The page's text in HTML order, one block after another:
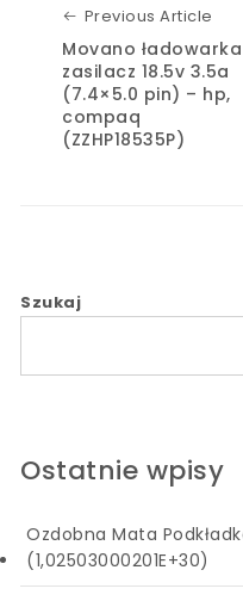
Previous Article
Movano
zasilacz 18.5v 3.5a
(7.4×5.0 pin) – hp,
compaq
(ZZHP18535P)
Szukaj
Ostatnie wpisy
Ozdobna Mata
(1,02503000201E+30)